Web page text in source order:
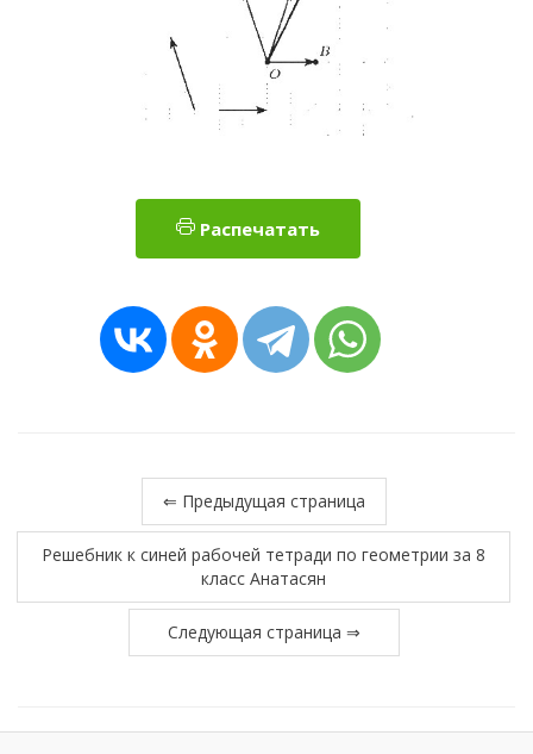
Распечатать
⇐ Предыдущая страница
Решебник к синей рабочей тетради по геометрии за 8
класс Анатасян
Следующая страница ⇒